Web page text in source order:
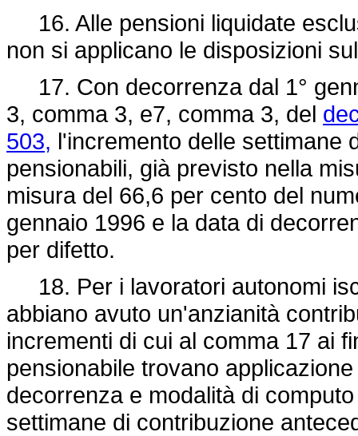
16. Alle pensioni liquidate
non si applicano le disposizioni
17. Con decorrenza dal 1°
3, comma 3, e7, comma 3, del
503, l'incremento delle settimane
pensionabili, già previsto nella
misura del 66,6 per cento del
gennaio 1996 e la data di
per difetto.
18. Per i lavoratori autonomi
abbiano avuto un'anzianità
incrementi di cui al comma 17 ai
pensionabile trovano
decorrenza e modalità di
settimane di contribuzione